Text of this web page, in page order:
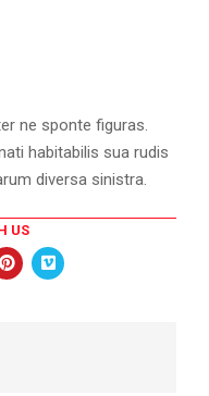
ne sponte figuras.
habitabilis sua rudis
diversa sinistra.
US